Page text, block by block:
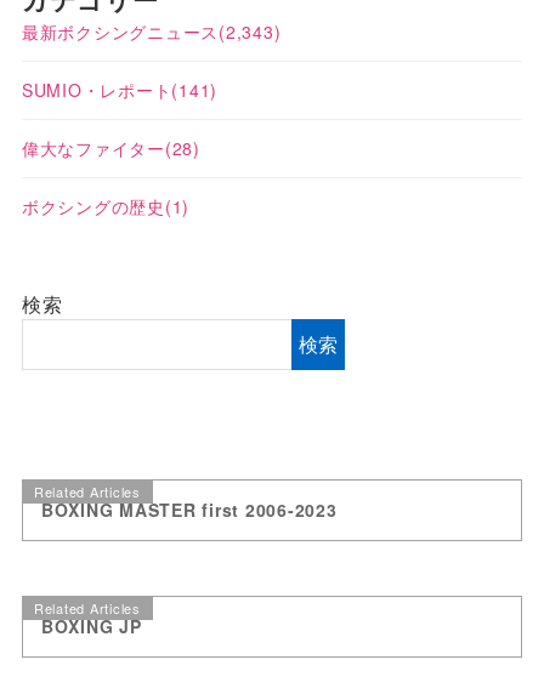
最新ボクシングニュース (2,343)
SUMIO・レポート (141)
偉大なファイター(28)
ボクシングの歴史 (1)
検索
検索
Related Articles
BOXING MASTER first 2006-2023
Related Articles
BOXING JP